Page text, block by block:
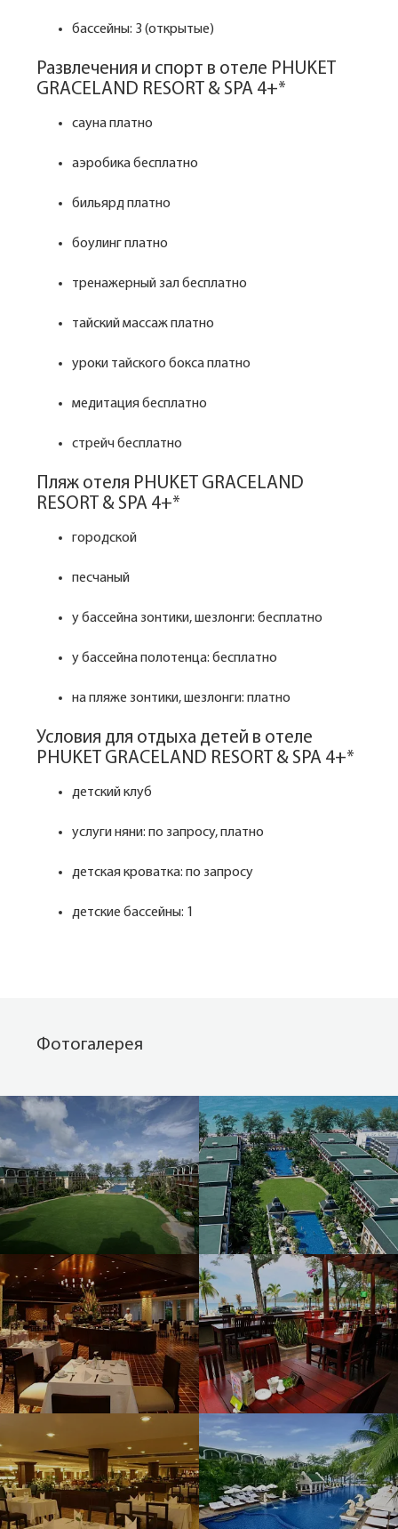
бассейны: 3 (открытые)
Развлечения и спорт в отеле PHUKET
GRACELAND RESORT & SPA 4+*
сауна платно
аэробика бесплатно
бильярд платно
боулинг платно
тренажерный зал бесплатно
тайский массаж платно
уроки тайского бокса платно
медитация бесплатно
стрейч бесплатно
Пляж отеля PHUKET GRACELAND
RESORT & SPA 4+*
городской
песчаный
у бассейна зонтики, шезлонги: бесплатно
у бассейна полотенца: бесплатно
на пляже зонтики, шезлонги: платно
Условия для отдыха детей в отеле
PHUKET GRACELAND RESORT & SPA 4+*
детский клуб
услуги няни: по запросу, платно
детская кроватка: по запросу
детские бассейны: 1
Фотогалерея